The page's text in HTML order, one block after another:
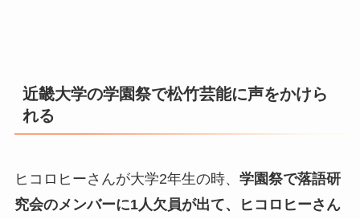
近畿大学の学園祭で松竹芸能に声をかけら
れる
ヒコロヒーさんが大学2年生の時、 学園祭で落語研
究会のメンバーに1人欠員が出て、ヒコロヒーさん